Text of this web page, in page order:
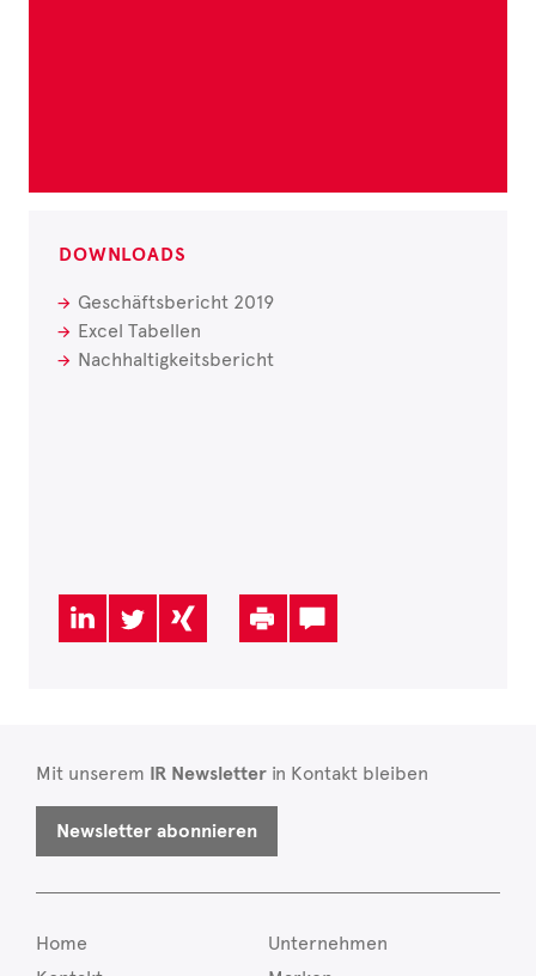
DOWNLOADS
Geschäftsbericht 2019
Excel Tabellen
Nachhaltigkeitsbericht
Mit unserem IR Newsletter in Kontakt bleiben
Newsletter abonnieren
Home
Unternehmen